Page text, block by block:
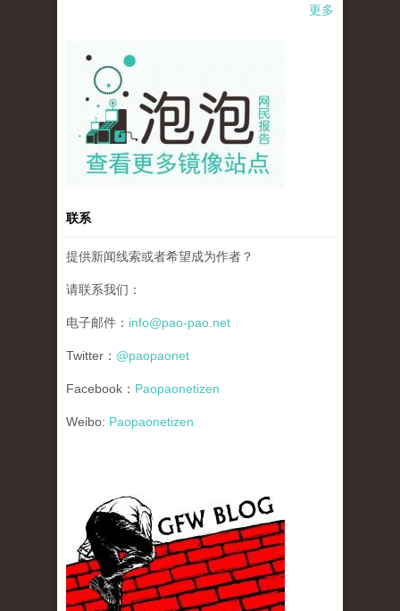
更多
pao-pao-banner-mirror-site-120814.jpg
联系
提供新闻线索或者希望成为作者？
请联系我们：
电子邮件： info@pao-pao.net
Twitter： @paopaonet
Facebook： Paopaonetizen
Weibo: Paopaonetizen
gfw_blog_small.jpg